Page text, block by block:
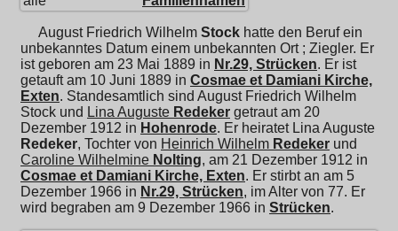
August Friedrich Wilhelm Stock hatte den Beruf ein
unbekanntes Datum einem unbekannten Ort ; Ziegler. Er
ist geboren am 23 Mai 1889 in Nr.29, Strücken. Er ist
getauft am 10 Juni 1889 in Cosmae et Damiani Kirche,
Exten. Standesamtlich sind August Friedrich Wilhelm
Stock und Lina Auguste Redeker getraut am 20
Dezember 1912 in Hohenrode. Er heiratet Lina Auguste
Redeker, Tochter von Heinrich Wilhelm Redeker und
Caroline Wilhelmine Nolting, am 21 Dezember 1912 in
Cosmae et Damiani Kirche, Exten. Er stirbt an am 5
Dezember 1966 in Nr.29, Strücken, im Alter von 77. Er
wird begraben am 9 Dezember 1966 in Strücken.